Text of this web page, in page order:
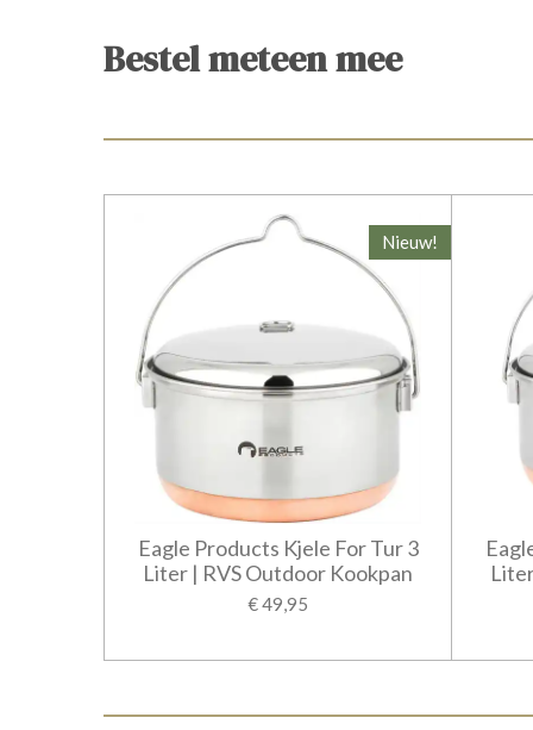
Bestel meteen mee
Nieuw!
Eagle Products Kjele For Tur 3
Liter | RVS Outdoor Kookpan
€ 49,95